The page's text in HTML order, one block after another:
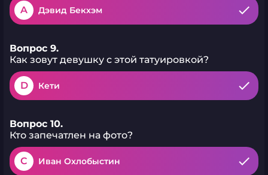
A Дэвид Бекхэм
Вопрос 9.
Как зовут девушку с этой татуировкой?
D Кети
Вопрос 10.
Кто запечатлен на фото?
C Иван Охлобыстин